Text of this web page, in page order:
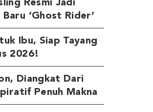
Resmi Jadi
Baru ‘Ghost Rider’
Ibu, Siap Tayang
2026!
Diangkat Dari
Penuh Makna